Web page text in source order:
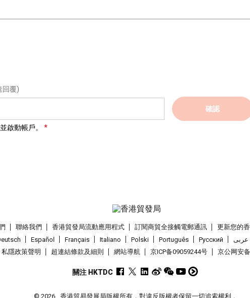
回覆)
確認
啟動帳戶。
聯絡我們 香港貿發局流動應用程式 訂閱商貿全接觸電郵通訊
更新您的
Español Français Italiano Polski Português Pусский
عربى
私隱政策聲明 超連結條款及細則 網站導航 京ICP备09059244号 京公网安
關注 HKTDC
© 2026 香港貿易發展局版權所有，對違反版權者保留一切追索權利 。